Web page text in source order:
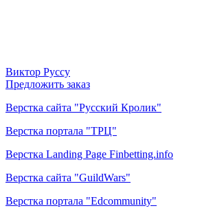
Виктор Руссу
Предложить заказ
Верстка сайта "Русский Кролик"
Верстка портала "ТРЦ"
Верстка Landing Page Finbetting.info
Верстка сайта "GuildWars"
Верстка портала "Edcommunity"